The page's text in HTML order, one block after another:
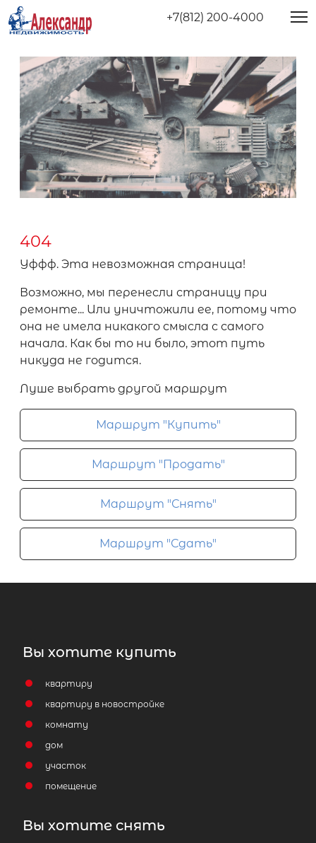
+7(812) 200-4000
404
Уффф. Эта невозможная страница!
Возможно, мы перенесли страницу при
ремонте... Или уничтожили ее, потому что
она не имела никакого смысла с самого
начала. Как бы то ни было, этот путь
никуда не годится.
Луше выбрать другой маршрут
Маршрут "Купить"
Маршрут "Продать"
Маршрут "Снять"
Маршрут "Сдать"
Вы хотите купить
квартиру
квартиру в новостройке
комнату
дом
участок
помещение
Вы хотите снять